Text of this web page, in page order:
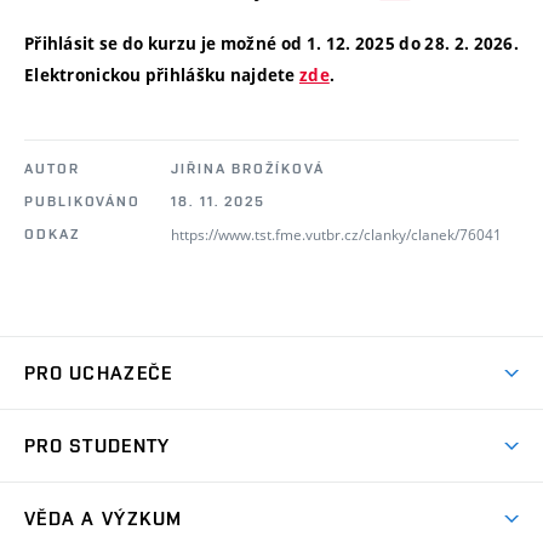
Přihlásit se do kurzu je možné od 1. 12. 2025 do 28. 2. 2026.
Elektronickou přihlášku najdete zde.
AUTOR
JIŘINA BROŽÍKOVÁ
PUBLIKOVÁNO
18. 11. 2025
ODKAZ
https://www.tst.fme.vutbr.cz/clanky/clanek/76041
PRO UCHAZEČE
Ambasadoři studia
PRO STUDENTY
VĚDA A VÝZKUM